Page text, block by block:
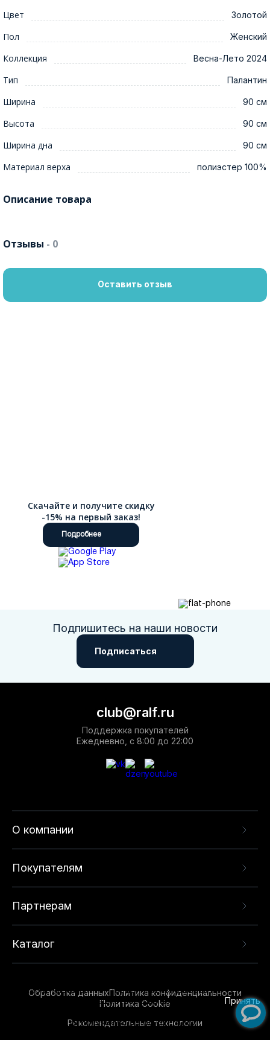
Цвет Золотой
Пол Женский
Коллекция Весна-Лето 2024
Тип Палантин
Ширина 90 см
Высота 90 см
Ширина дна 90 см
Материал верха полиэстер 100%
Описание товара
Отзывы - 0
Оставить отзыв
Скачайте и получите скидку
-15% на первый заказ!
Подробнее
Подпишитесь на наши новости
Подписаться
О компании
Покупателям
Партнерам
Каталог
club@ralf.ru
Поддержка покупателей
Ежедневно, с 8:00 до 22:00
Обработка данныхПолитика конфиденциальности
Политика Cookie
Рекомендательные технологии
опыта на нашем сайте. Продолжая использовать
данный сайт, вы соглашаетесь с использованием
технологий. Для получения дополнительной
Принять